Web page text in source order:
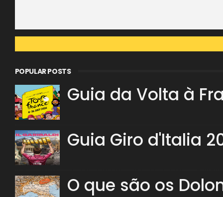
POPULAR POSTS
Guia da Volta à
Guia Giro d'Italia
O que são os